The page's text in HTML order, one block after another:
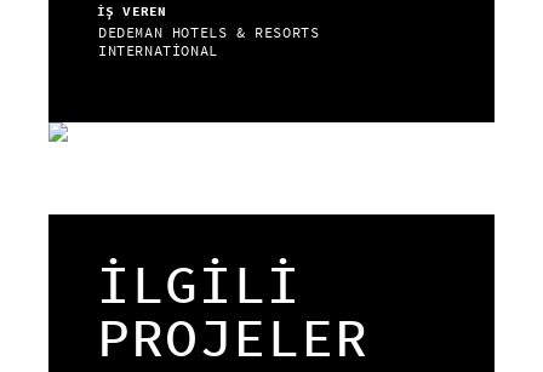
İŞ VEREN
DEDEMAN HOTELS & RESORTS
INTERNATİONAL
İLGİLİ
PROJELER